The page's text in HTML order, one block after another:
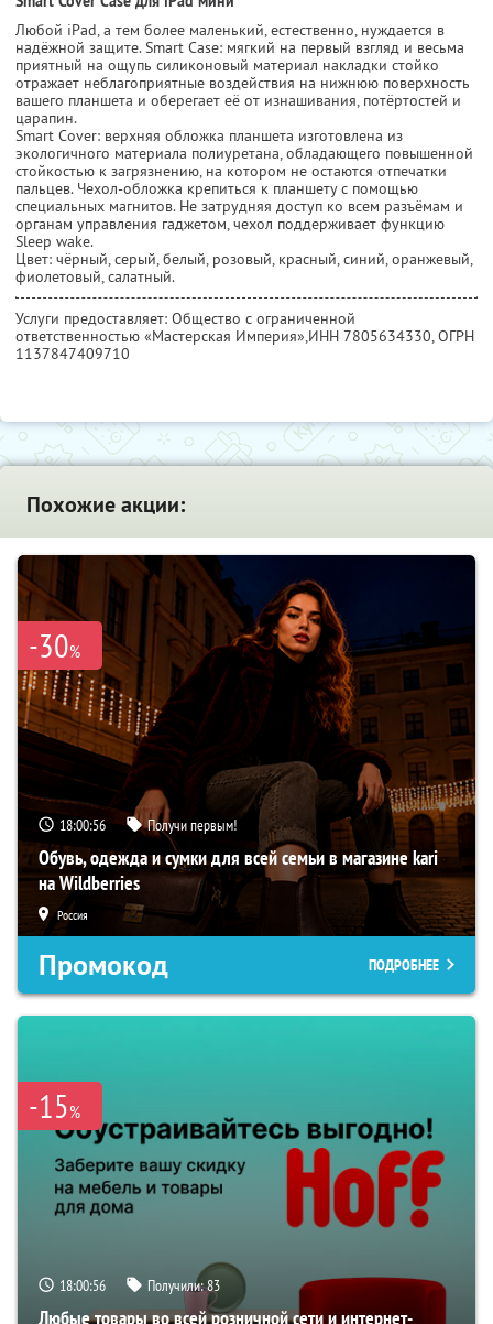
Любой iPad, а тем более маленький, естественно, нуждается в
надёжной защите. Smart Case: мягкий на первый взгляд и весьма
приятный на ощупь силиконовый материал накладки стойко
отражает неблагоприятные воздействия на нижнюю поверхность
вашего планшета и оберегает её от изнашивания, потёртостей и
царапин.
Smart Cover: верхняя обложка планшета изготовлена из
экологичного материала полиуретана, обладающего повышенной
стойкостью к загрязнению, на котором не остаются отпечатки
пальцев. Чехол-обложка крепиться к планшету с помощью
специальных магнитов. Не затрудняя доступ ко всем разъёмам и
органам управления гаджетом, чехол поддерживает функцию
Sleep wake.
Цвет: чёрный, серый, белый, розовый, красный, синий, оранжевый,
фиолетовый, салатный.
Услуги предоставляет: Общество с ограниченной
ответственностью «Мастерская Империя»,ИНН 7805634330, ОГРН
1137847409710
Похожие акции:
-30%
18:00:54 Получи первым!
Обувь, одежда и сумки для всей семьи в магазине kari
на Wildberries
Россия
Промокод ПОДРОБНЕЕ
-15%
18:00:54 Получили:83
Любые товары во всей розничной сети и интернет-